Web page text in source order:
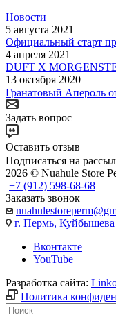
Новости
5 августа 2021
Официальный старт
4 апреля 2021
DUFT X
13 октября 2020
Гранатовый Апероль
Задать вопрос
Оставить отзыв
Подписаться на
2026 © Nuahule Store
+7 (912) 598-68-68
Заказать звонок
г. Пермь, Куйбышева
Вконтакте
YouTube
Разработка сайта:
Политика